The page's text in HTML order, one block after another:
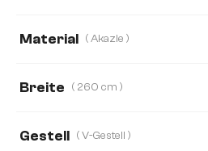
Material ( Akazie )
Breite ( 260 cm )
Gestell ( V-Gestell )